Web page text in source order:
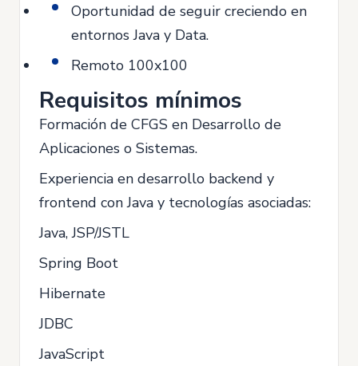
Oportunidad de seguir creciendo en
entornos Java y Data.
Remoto 100x100
Requisitos mínimos
Formación de CFGS en Desarrollo de
Aplicaciones o Sistemas.
Experiencia en desarrollo backend y
frontend con Java y tecnologías asociadas:
Java, JSP/JSTL
Spring Boot
Hibernate
JDBC
JavaScript